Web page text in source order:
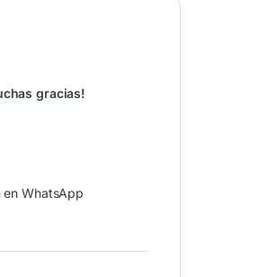
gracias!
en WhatsApp